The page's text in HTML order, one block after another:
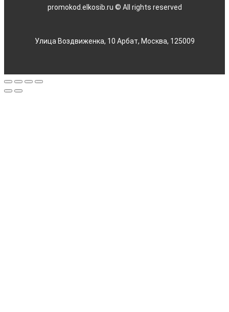
promokod.elkosib.ru © All rights reserved
Улица Воздвиженка, 10 Арбат, Москва, 125009